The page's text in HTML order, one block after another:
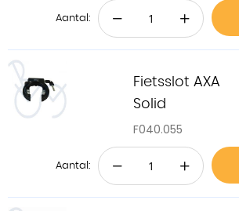
Aantal: − +
Fietsslot AXA
Solid
F040.055
Aantal: − +